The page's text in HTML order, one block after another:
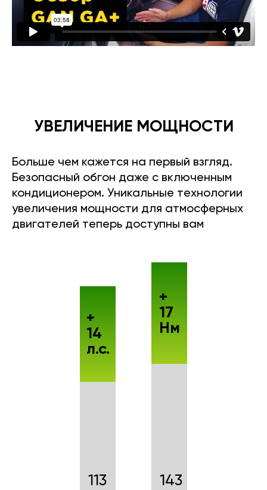
УВЕЛИЧЕНИЕ МОЩНОСТИ
Больше чем кажется на первый взгляд.
Безопасный обгон даже с включенным
кондиционером. Уникальные технологии
увеличения мощности для атмосферных
двигателей теперь доступны вам
113
+
14
л.с.
143
+
17
Нм